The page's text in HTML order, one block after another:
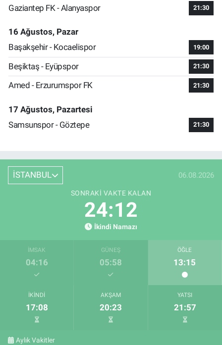
Gaziantep FK - Alanyaspor 21:30
16 Ağustos, Pazar
Başakşehir - Kocaelispor
19:00
Beşiktaş - Eyüpspor 21:30
Amed - Erzurumspor FK 21:30
17 Ağustos, Pazartesi
Samsunspor - Göztepe
21:30
İSTANBUL 06.08.2026
SONRAKI VAKTE KALAN
24:11
İkindi Namazı
İMSAK
04:16
GÜNEŞ
05:58
ÖĞLE
13:15
İKINDI
17:08
AKŞAM
20:23
YATSI
21:57
Aylık Vakitler